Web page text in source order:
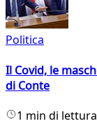
Politica
Il Covid, le
di Conte
1 min di lettura